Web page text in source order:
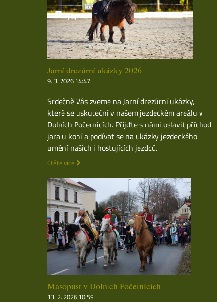
Jarní drezúrní ukázky 2026
9. 3. 2026 14:47
Srdečně Vás zveme na Jarní drezúrní ukázky,
které se uskuteční v našem jezdeckém areálu v
Dolních Počernicích. Přijďte s námi oslavit příchod
jara u koní a podívat se na ukázky jezdeckého
umění našich i hostujících jezdců.
Čtěte více
Masopust v Dolních Počernicích
13. 2. 2026 10:59